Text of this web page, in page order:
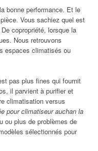
bonne performance. Et le
Vous sachiez quel est
copropriété, lorsque la
Nous retrouvons
espaces climatisés ou
pas plus fines qui fournit
il parvient à purifier et
climatisation versus
pour climatiseur auchan la
ou plus de problèmes de
sélectionnés pour